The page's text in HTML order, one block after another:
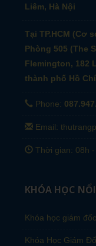
Liêm, Hà Nội
Tại TP.HCM (Cơ
Phòng 505 (The
Flemington, 182
thành phố Hồ
Phone:
Email:
Thời gian: 08h
KHÓA HỌC
Khóa học giám
Khóa Học Giám